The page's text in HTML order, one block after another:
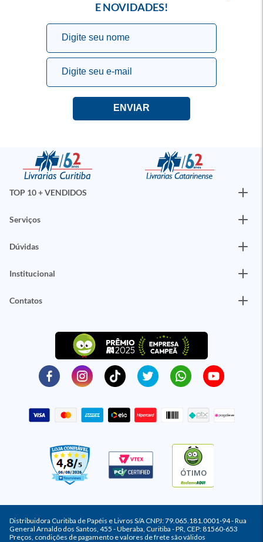
E NOVIDADES!
TOP 10 + VENDIDOS
Serviços
Dúvidas
Institucional
Contatos
ÓTIMO
Distribuidora Curitiba de Papéis e Livros S/A CNPJ: 79.065.181.0001-94 - Rua
General Arnaldo dos Santos, 455 - Uberaba, Curitiba - PR, CEP: 81560-653
Preços, condições de pagamento e valores de frete são válidos